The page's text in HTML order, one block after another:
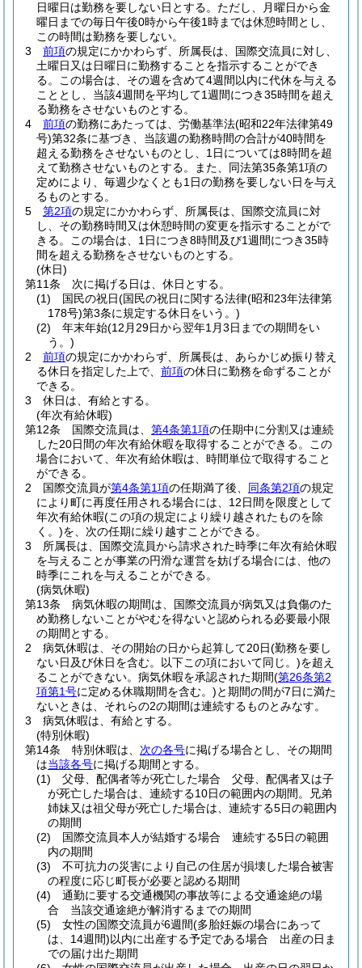
日曜日は勤務を要しない日とする。 ただし、月曜日から金
曜日までの毎日午後0時から午後1時までは休憩時間とし、
この時間は勤務を要しない。
3
前項の規定にかかわらず、所属長は、国際交流員に対し、
土曜日又は日曜日に勤務することを指示することができ
る。
この場合は、その週を含めて4週間以内に代休を与える
こととし、当該4週間を平均して1週間につき35時間を超え
る勤務をさせないものとする。
4
前項の勤務にあたっては、労働基準法(昭和22年法律第49
号)第32条に基づき、当該週の勤務時間の合計が40時間を
超える勤務をさせないものとし、1日については8時間を超
えて勤務させないものとする。
また、同法第35条第1項の
定めにより、毎週少なくとも1日の勤務を要しない日を与え
るものとする。
5
第2項の規定にかかわらず、所属長は、国際交流員に対
し、その勤務時間又は休憩時間の変更を指示することがで
きる。
この場合は、1日につき8時間及び1週間につき35時
間を超える勤務をさせないものとする。
(休日)
第11条
次に掲げる日は、休日とする。
(1)
国民の祝日(国民の祝日に関する法律(昭和23年法律第
178号)第3条に規定する休日をいう。)
(2)
年末年始(12月29日から翌年1月3日までの期間をい
う。)
2
前項の規定にかかわらず、所属長は、あらかじめ振り替え
る休日を指定した上で、 前項の休日に勤務を命ずることが
できる。
3
休日は、有給とする。
(年次有給休暇)
第12条
国際交流員は、 第4条第1項の任期中に分割又は連続
した20日間の年次有給休暇を取得することができる。
この
場合において、年次有給休暇は、時間単位で取得すること
ができる。
2
国際交流員が第4条第1項の任期満了後、 同条第2項の規定
により町に再度任用される場合には、12日間を限度として
年次有給休暇(この項の規定により繰り越されたものを除
く。)を、次の任期に繰り越すことができる。
3
所属長は、国際交流員から請求された時季に年次有給休暇
を与えることが事業の円滑な運営を妨げる場合には、他の
時季にこれを与えることができる。
(病気休暇)
第13条
病気休暇の期間は、国際交流員が病気又は負傷のた
め勤務しないことがやむを得ないと認められる必要最小限
の期間とする。
2
病気休暇は、その開始の日から起算して20日(勤務を要し
ない日及び休日を含む。以下この項において同じ。)を超え
ることができない。 病気休暇を承認された期間(第26条第2
項第1号に定める休職期間を含む。)と期間の間が7日に満た
ないときは、それらの2の期間は連続するものとみなす。
3
病気休暇は、有給とする。
(特別休暇)
第14条
特別休暇は、 次の各号に掲げる場合とし、その期間
は当該各号に掲げる期間とする。
(1)
父母、配偶者等が死亡した場合 父母、配偶者又は子
が死亡した場合は、連続する10日の範囲内の期間。兄弟
姉妹又は祖父母が死亡した場合は、連続する5日の範囲内
の期間
(2)
国際交流員本人が結婚する場合 連続する5日の範囲
内の期間
(3)
不可抗力の災害により自己の住居が損壊した場合被害
の程度に応じ町長が必要と認める期間
(4)
通勤に要する交通機関の事故等による交通途絶の場
合 当該交通途絶が解消するまでの期間
(5)
女性の国際交流員が6週間(多胎妊娠の場合にあって
は、14週間)以内に出産する予定である場合 出産の日ま
での届け出た期間